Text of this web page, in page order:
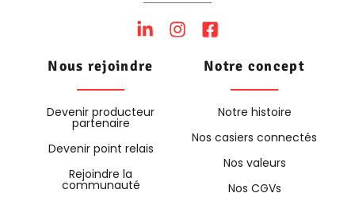
Nous rejoindre
Devenir producteur
partenaire
Devenir point relais
Rejoindre la
communauté
Notre concept
Notre histoire
Nos casiers connectés
Nos valeurs
Nos CGVs